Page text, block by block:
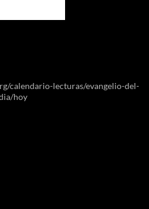
calendario-lecturas/evangelio-del-
hoy